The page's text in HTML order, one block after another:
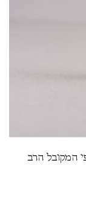
לפי המקובל הרב